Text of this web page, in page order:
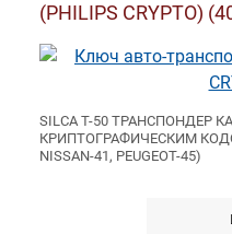
(PHILIPS CRYPTO)
SILCA T-50 ТРАНСПОНДЕР
КРИПТОГРАФИЧЕСКИМ
NISSAN-41, PEUGEOT-45)